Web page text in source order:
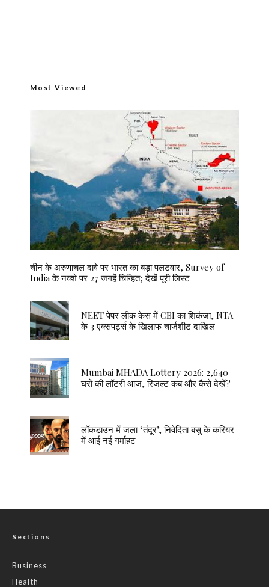
Most Viewed
चीन के अरुणाचल दावे पर भारत का बड़ा पलटवार, Survey of
India के नक्शे पर 27 जगहें चिन्हित; देखें पूरी लिस्ट
NEET पेपर लीक केस में CBI का शिकंजा, NTA
के 3 एक्सपर्ट्स के खिलाफ चार्जशीट दाखिल
Mumbai MHADA Lottery 2026: 2,640
घरों की लॉटरी आज, रिजल्ट कब और कैसे देखें?
लॉकडाउन में जला ‘तंदूर’, निवेदिता बसु के करियर
में आई नई गर्माहट
Sections
Business
Health